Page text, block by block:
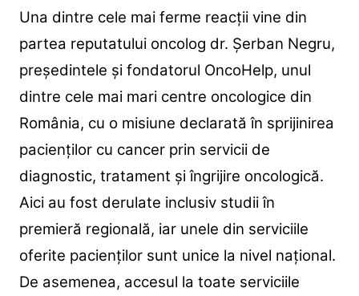
Una dintre cele mai ferme reacții vine din
partea reputatului oncolog dr. Șerban Negru,
președintele și fondatorul OncoHelp, unul
dintre cele mai mari centre oncologice din
România, cu o misiune declarată în sprijinirea
pacienților cu cancer prin servicii de
diagnostic, tratament și îngrijire oncologică.
Aici au fost derulate inclusiv studii în
premieră regională, iar unele din serviciile
oferite pacienților sunt unice la nivel național.
De asemenea, accesul la toate serviciile